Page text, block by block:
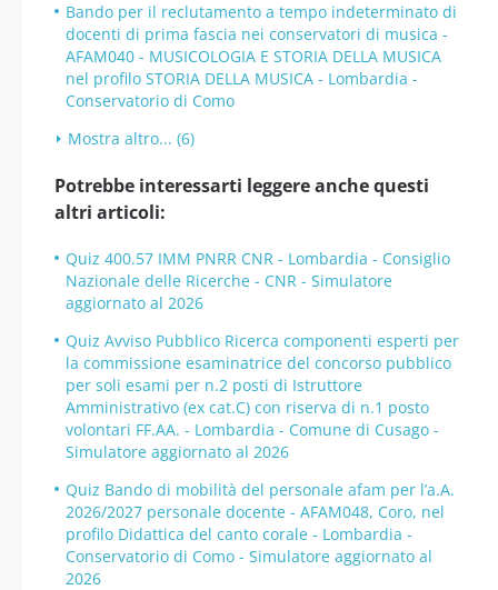
Bando per il reclutamento a tempo indeterminato di
docenti di prima fascia nei conservatori di musica -
AFAM040 - MUSICOLOGIA E STORIA DELLA MUSICA
nel profilo STORIA DELLA MUSICA - Lombardia -
Conservatorio di Como
Mostra altro... (6)
Potrebbe interessarti leggere anche questi
altri articoli:
Quiz 400.57 IMM PNRR CNR - Lombardia - Consiglio
Nazionale delle Ricerche - CNR - Simulatore
aggiornato al 2026
Quiz Avviso Pubblico Ricerca componenti esperti per
la commissione esaminatrice del concorso pubblico
per soli esami per n.2 posti di Istruttore
Amministrativo (ex cat.C) con riserva di n.1 posto
volontari FF.AA. - Lombardia - Comune di Cusago -
Simulatore aggiornato al 2026
Quiz Bando di mobilità del personale afam per l’a.A.
2026/2027 personale docente - AFAM048, Coro, nel
profilo Didattica del canto corale - Lombardia -
Conservatorio di Como - Simulatore aggiornato al
2026